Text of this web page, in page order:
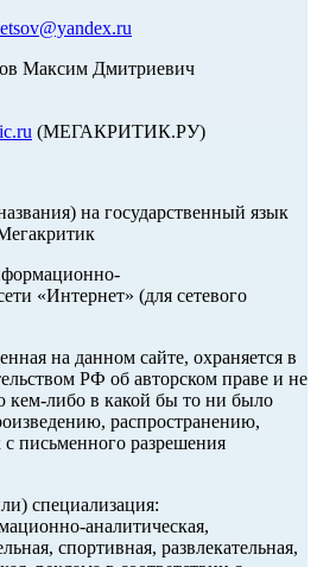
Максим Дмитриевич
(МЕГАКРИТИК.РУ)
на государственный язык
«Интернет» (для сетевого
на данном сайте, охраняется в
РФ об авторском праве и не
кем-либо в какой бы то ни было
распространению,
с письменного разрешения
специализация:
аналитическая,
спортивная, развлекательная,